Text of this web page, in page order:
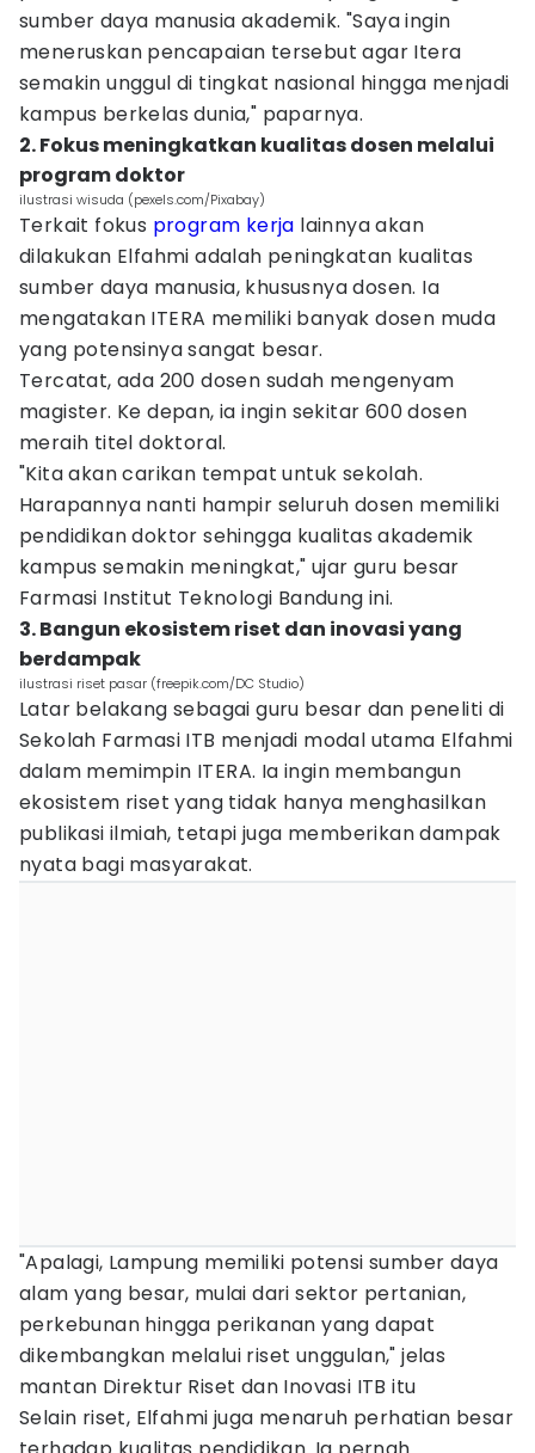
sumber daya manusia akademik. "Saya ingin
meneruskan pencapaian tersebut agar Itera
semakin unggul di tingkat nasional hingga menjadi
kampus berkelas dunia," paparnya.
2. Fokus meningkatkan kualitas dosen melalui
program doktor
ilustrasi wisuda (pexels.com/Pixabay)
Terkait fokus program kerja lainnya akan
dilakukan Elfahmi adalah peningkatan kualitas
sumber daya manusia, khususnya dosen. Ia
mengatakan ITERA memiliki banyak dosen muda
yang potensinya sangat besar.
Tercatat, ada 200 dosen sudah mengenyam
magister. Ke depan, ia ingin sekitar 600 dosen
meraih titel doktoral.
"Kita akan carikan tempat untuk sekolah.
Harapannya nanti hampir seluruh dosen memiliki
pendidikan doktor sehingga kualitas akademik
kampus semakin meningkat," ujar guru besar
Farmasi Institut Teknologi Bandung ini.
3. Bangun ekosistem riset dan inovasi yang
berdampak
ilustrasi riset pasar (freepik.com/DC Studio)
Latar belakang sebagai guru besar dan peneliti di
Sekolah Farmasi ITB menjadi modal utama Elfahmi
dalam memimpin ITERA. Ia ingin membangun
ekosistem riset yang tidak hanya menghasilkan
publikasi ilmiah, tetapi juga memberikan dampak
nyata bagi masyarakat.
"Apalagi, Lampung memiliki potensi sumber daya
alam yang besar, mulai dari sektor pertanian,
perkebunan hingga perikanan yang dapat
dikembangkan melalui riset unggulan," jelas
mantan Direktur Riset dan Inovasi ITB itu
Selain riset, Elfahmi juga menaruh perhatian besar